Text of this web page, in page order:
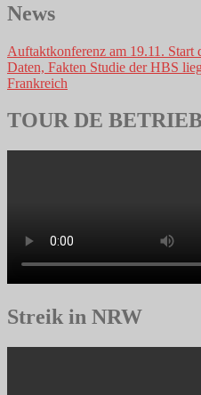
News
Auftaktkonferenz am 19.11.
Daten, Fakten Studie der HBS
Frankreich
TOUR DE
Streik in NRW